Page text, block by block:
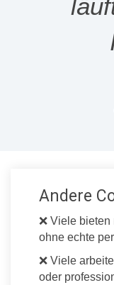
Andere
❌ Viele
ohne echte
❌ Viele
oder